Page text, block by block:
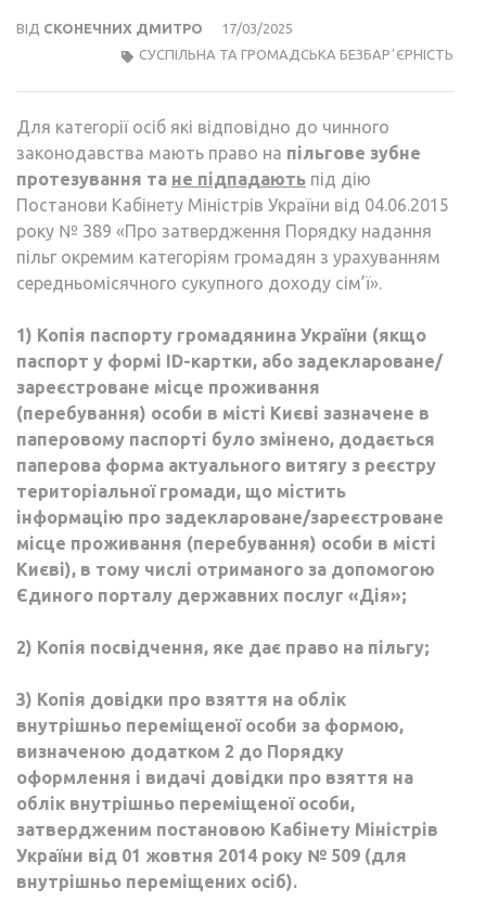
ВІД СКОНЕЧНИХ ДМИТРО
17/03/2025
СУСПІЛЬНА ТА ГРОМАДСЬКА БЕЗБАРʼЄРНІСТЬ
Для категорії осіб які відповідно до чинного
законодавства мають право на пільгове зубне
протезування та не підпадають під дію
Постанови Кабінету Міністрів України від 04.06.2015
року № 389 «Про затвердження Порядку надання
пільг окремим категоріям громадян з урахуванням
середньомісячного сукупного доходу сім’ї».
1) Копія паспорту громадянина України (якщо
паспорт у формі ID-картки, або задеклароване/
зареєстроване місце проживання
(перебування) особи в місті Києві зазначене в
паперовому паспорті було змінено, додається
паперова форма актуального витягу з реєстру
територіальної громади, що містить
інформацію про задеклароване/зареєстроване
місце проживання (перебування) особи в місті
Києві), в тому числі отриманого за допомогою
Єдиного порталу державних послуг «Дія»;
2) Копія посвідчення, яке дає право на пільгу;
3) Копія довідки про взяття на облік
внутрішньо переміщеної особи за формою,
визначеною додатком 2 до Порядку
оформлення і видачі довідки про взяття на
облік внутрішньо переміщеної особи,
затвердженим постановою Кабінету Міністрів
України від 01 жовтня 2014 року № 509 (для
внутрішньо переміщених осіб).